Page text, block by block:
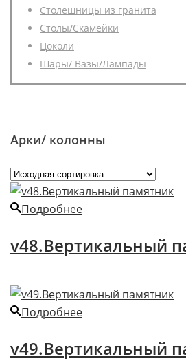
Арки/ колонны
Подробнее
v48.Вертикальный
Подробнее
v49.Вертикальный
Столешницы из гранита
Столы/Скамейки
Цоколи
Шары/ Вазы/Лампады